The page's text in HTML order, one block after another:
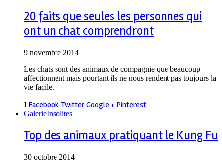
20 faits que seules les personnes qui
ont un chat comprendront
9 novembre 2014
Les chats sont des animaux de compagnie que beaucoup
affectionnent mais pourtant ils ne nous rendent pas toujours la
vie facile.
1 Facebook Twitter Google + Pinterest
GalerieInsolites
Top des animaux pratiquant le Kung Fu
30 octobre 2014